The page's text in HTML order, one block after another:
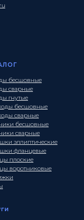
бесшовные
сварные
гнутые
бесшовные
сварные
бесшовные
сварные
эллиптические
фланцевые
плоские
воротниковые